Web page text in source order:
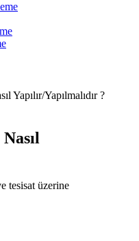
Yapılır/Yapılmalıdır ?
tesisat üzerine